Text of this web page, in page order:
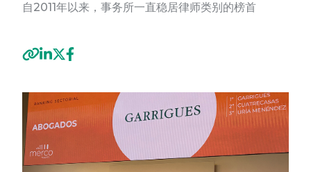
自2011年以来，事务所一直稳居律师类别的榜首